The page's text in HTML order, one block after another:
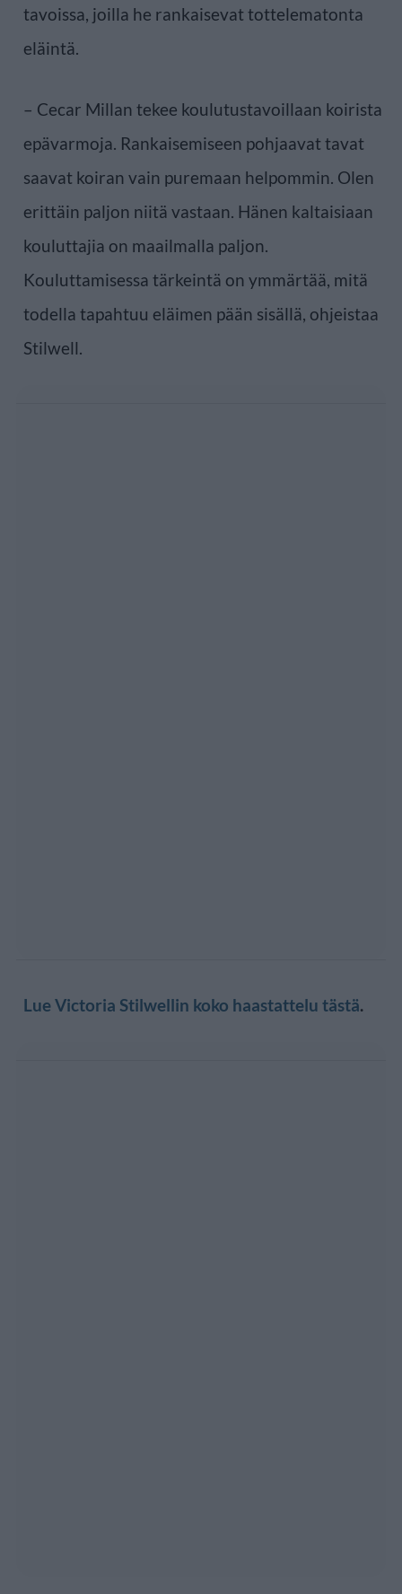
tavoissa, joilla he rankaisevat tottelematonta
eläintä.
– Cecar Millan tekee koulutustavoillaan koirista
epävarmoja. Rankaisemiseen pohjaavat tavat
saavat koiran vain puremaan helpommin. Olen
erittäin paljon niitä vastaan. Hänen kaltaisiaan
kouluttajia on maailmalla paljon.
Kouluttamisessa tärkeintä on ymmärtää, mitä
todella tapahtuu eläimen pään sisällä, ohjeistaa
Stilwell.
Lue Victoria Stilwellin koko haastattelu tästä.